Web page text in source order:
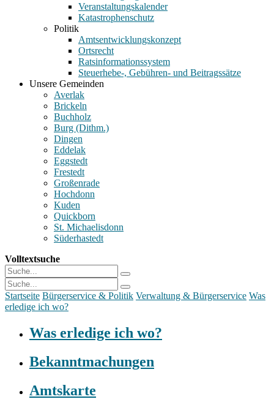
Veranstaltungskalender
Katastrophenschutz
Politik
Amtsentwicklungskonzept
Ortsrecht
Ratsinformationssystem
Steuerhebe-, Gebühren- und Beitragssätze
Unsere Gemeinden
Averlak
Brickeln
Buchholz
Burg (Dithm.)
Dingen
Eddelak
Eggstedt
Frestedt
Großenrade
Hochdonn
Kuden
Quickborn
St. Michaelisdonn
Süderhastedt
Volltextsuche
Startseite Bürgerservice & Politik Verwaltung & Bürgerservice Was
erledige ich wo?
Was erledige ich wo?
Bekanntmachungen
Amtskarte